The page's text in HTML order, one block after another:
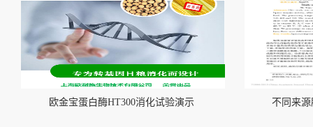
欧金宝蛋白酶HT300消化试验演示 不同来